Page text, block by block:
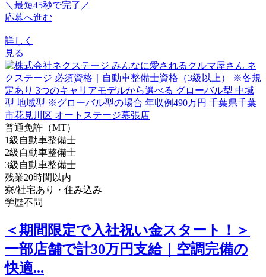
＼最短45秒で完了／
応募へ進む
詳しく
見る
普通免許（MT）
1級自動車整備士
2級自動車整備士
3級自動車整備士
残業20時間以内
寮/社宅あり・住み込み
学歴不問
＜期間限定で入社祝い金スタート！＞
一部店舗で計30万円支給｜空調完備の
快適...